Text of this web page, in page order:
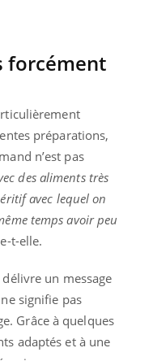
forcément
préparations,
n’est pas
des aliments très
avec lequel on
temps avoir peu
t-elle.
un message
signifie pas
Grâce à quelques
adaptés et à une